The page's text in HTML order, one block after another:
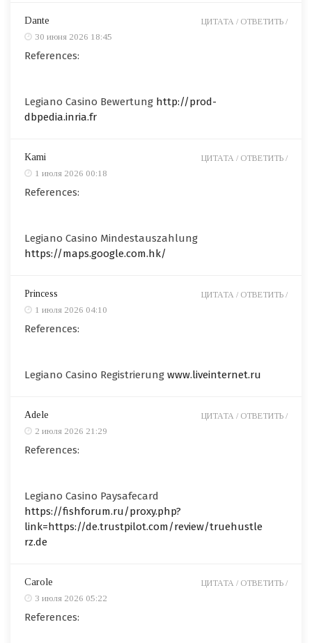
Dante
30 июня 2026 18:45
References:
Legiano Casino Bewertung http://prod-
dbpedia.inria.fr
ЦИТАТА / ОТВЕТИТЬ /
Kami
1 июля 2026 00:18
References:
Legiano Casino Mindestauszahlung
https://maps.google.com.hk/
ЦИТАТА / ОТВЕТИТЬ /
Princess
1 июля 2026 04:10
References:
Legiano Casino Registrierung www.liveinternet.ru
ЦИТАТА / ОТВЕТИТЬ /
Adele
2 июля 2026 21:29
References:
Legiano Casino Paysafecard
https://fishforum.ru/proxy.php?
link=https://de.trustpilot.com/review/truehustle
rz.de
ЦИТАТА / ОТВЕТИТЬ /
Carole
3 июля 2026 05:22
References:
ЦИТАТА / ОТВЕТИТЬ /